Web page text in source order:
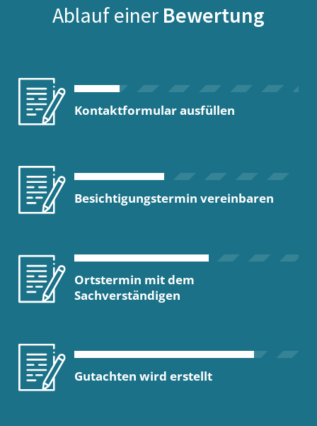
Ablauf einer Bewertung
Kontaktformular ausfüllen
Besichtigungstermin vereinbaren
Ortstermin mit dem
Sachverständigen
Gutachten wird erstellt